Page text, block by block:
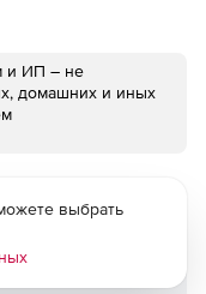
и ИП – не
домашних и иных
выбрать